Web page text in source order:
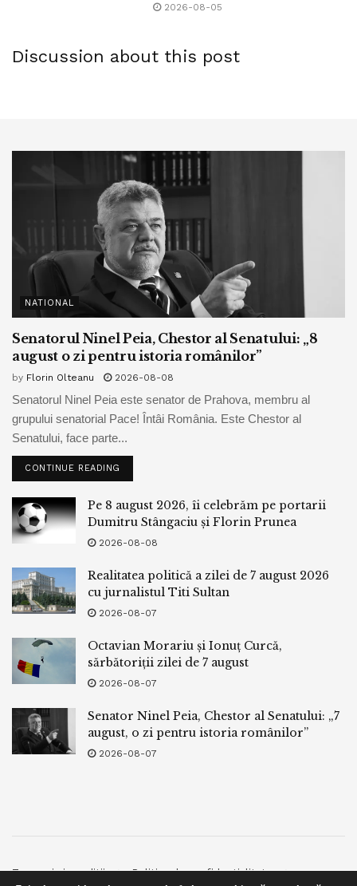
2026-08-05
Discussion about this post
NATIONAL
Senatorul Ninel Peia, Chestor al Senatului: „8
august o zi pentru istoria românilor”
by Florin Olteanu 2026-08-08
Senatorul Ninel Peia este senator de Prahova, membru al
grupului senatorial Pace! Întâi România. Este Chestor al
Senatului, face parte...
CONTINUE READING
Pe 8 august 2026, îi celebrăm pe portarii
Dumitru Stângaciu și Florin Prunea
2026-08-08
Realitatea politică a zilei de 7 august 2026
cu jurnalistul Titi Sultan
2026-08-07
Octavian Morariu și Ionuț Curcă,
sărbătoriții zilei de 7 august
2026-08-07
Senator Ninel Peia, Chestor al Senatului: „7
august, o zi pentru istoria românilor”
2026-08-07
Termeni si conditii
Politica de confidentialitate